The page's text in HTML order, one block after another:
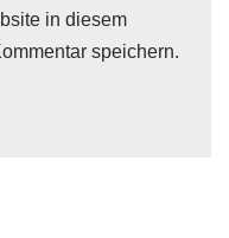
in diesem
speichern.